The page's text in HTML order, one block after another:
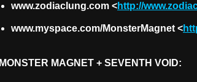
www.zodiaclung.com <http://
www.myspace.com/MonsterMagnet <
MONSTER MAGNET + SEVENTH VOID: